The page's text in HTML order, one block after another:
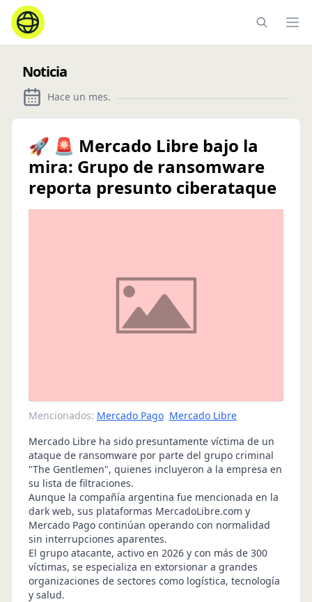
Noticia
Hace un mes.
🚀 🚨 Mercado Libre bajo la
mira: Grupo de ransomware
reporta presunto ciberataque
Mencionados: Mercado Pago Mercado Libre
Mercado Libre ha sido presuntamente víctima de un
ataque de ransomware por parte del grupo criminal
"The Gentlemen", quienes incluyeron a la empresa en
su lista de filtraciones.
Aunque la compañía argentina fue mencionada en la
dark web, sus plataformas MercadoLibre.com y
Mercado Pago continúan operando con normalidad
sin interrupciones aparentes.
El grupo atacante, activo en 2026 y con más de 300
víctimas, se especializa en extorsionar a grandes
organizaciones de sectores como logística, tecnología
y salud.